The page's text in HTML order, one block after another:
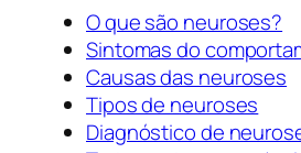
O que são neuroses?
Sintomas do
Causas das neuroses
Tipos de neuroses
Diagnóstico de